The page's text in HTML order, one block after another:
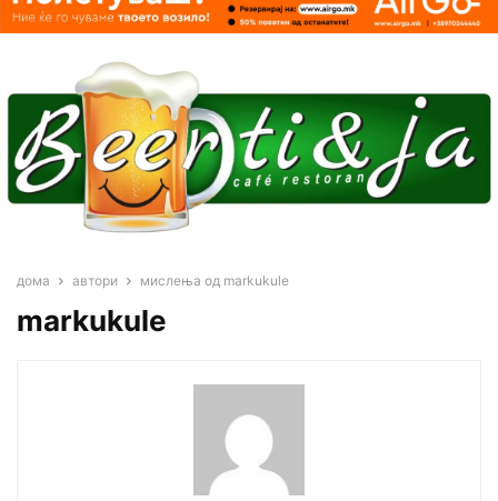
дома автори мислења од markukule
markukule